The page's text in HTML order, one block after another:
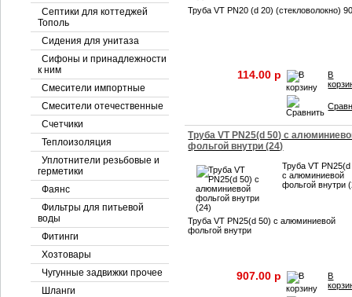
Септики для коттеджей
Тополь
Сидения для унитаза
Сифоны и принадлежности
к ним
Смесители импортные
Смесители отечественные
Счетчики
Теплоизоляция
Уплотнители резьбовые и
герметики
Фаянс
Фильтры для питьевой
воды
Фитинги
Хозтовары
Чугунные задвижки прочее
Шланги
Труба VT PN20 (d 20) (стекловолокно)
114.00 p
В
Труба VT PN25(d 50) с
фольгой внутри (24)
Труба VT
с алюминиевой
фольгой внутри
Труба VT PN25(d 50) с алюминиевой
фольгой внутри
907.00 p
В